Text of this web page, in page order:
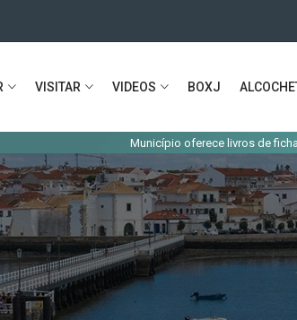
VISITAR VIDEOS BOXJ
Município oferece livros de fichas e